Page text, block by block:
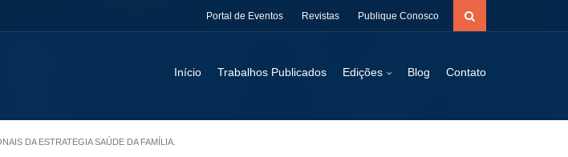
Portal de Eventos Revistas Publique Conosco
Início Trabalhos Publicados Edições Blog Contato
DA ESTRATEGIA SAÚDE DA FAMÍLIA.